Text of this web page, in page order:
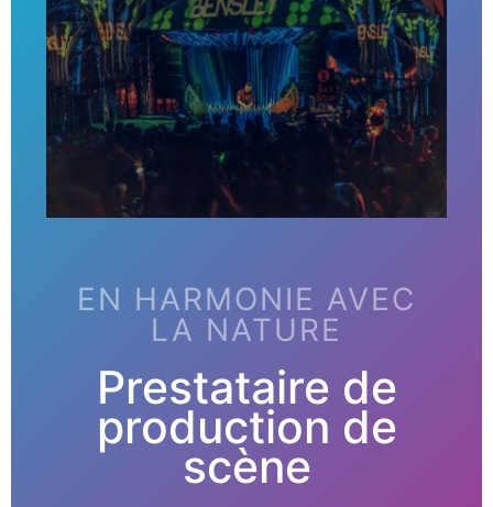
EN HARMONIE AVEC
LA NATURE
Prestataire de
production de
scène